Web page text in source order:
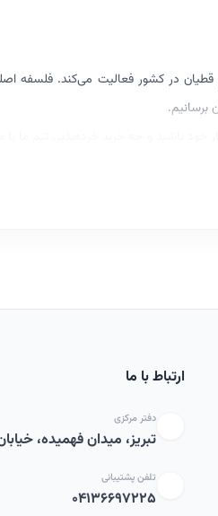
قطیان در کشور فعالیت می‌کند. فلسفه
برسانیم.
ارتباط با ما
دفتر مرکزی
تبریز، میدان فهمیده،
تلفن پشتیبانی
۰۴۱۳۶۶۹۷۲۲۵